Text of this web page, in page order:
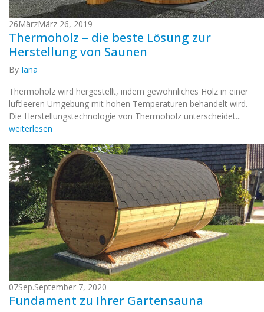
26MärzMärz 26, 2019
Thermoholz – die beste Lösung zur
Herstellung von Saunen
By Iana
Thermoholz wird hergestellt, indem gewöhnliches Holz in einer
luftleeren Umgebung mit hohen Temperaturen behandelt wird.
Die Herstellungstechnologie von Thermoholz unterscheidet...
weiterlesen
07Sep.September 7, 2020
Fundament zu Ihrer Gartensauna